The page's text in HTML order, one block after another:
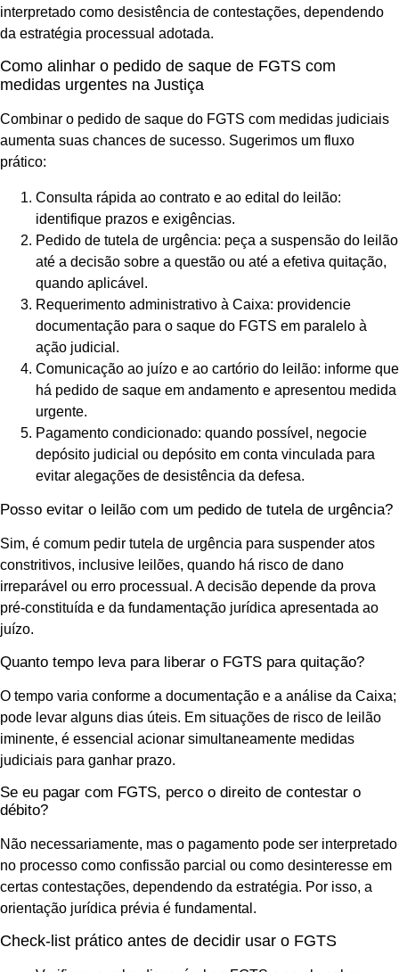
interpretado como desistência de contestações, dependendo
da estratégia processual adotada.
Como alinhar o pedido de saque de FGTS com
medidas urgentes na Justiça
Combinar o pedido de saque do FGTS com medidas judiciais
aumenta suas chances de sucesso. Sugerimos um fluxo
prático:
Consulta rápida ao contrato e ao edital do leilão:
identifique prazos e exigências.
Pedido de tutela de urgência: peça a suspensão do leilão
até a decisão sobre a questão ou até a efetiva quitação,
quando aplicável.
Requerimento administrativo à Caixa: providencie
documentação para o saque do FGTS em paralelo à
ação judicial.
Comunicação ao juízo e ao cartório do leilão: informe que
há pedido de saque em andamento e apresentou medida
urgente.
Pagamento condicionado: quando possível, negocie
depósito judicial ou depósito em conta vinculada para
evitar alegações de desistência da defesa.
Posso evitar o leilão com um pedido de tutela de urgência?
Sim, é comum pedir tutela de urgência para suspender atos
constritivos, inclusive leilões, quando há risco de dano
irreparável ou erro processual. A decisão depende da prova
pré-constituída e da fundamentação jurídica apresentada ao
juízo.
Quanto tempo leva para liberar o FGTS para quitação?
O tempo varia conforme a documentação e a análise da Caixa;
pode levar alguns dias úteis. Em situações de risco de leilão
iminente, é essencial acionar simultaneamente medidas
judiciais para ganhar prazo.
Se eu pagar com FGTS, perco o direito de contestar o
débito?
Não necessariamente, mas o pagamento pode ser interpretado
no processo como confissão parcial ou como desinteresse em
certas contestações, dependendo da estratégia. Por isso, a
orientação jurídica prévia é fundamental.
Check-list prático antes de decidir usar o FGTS